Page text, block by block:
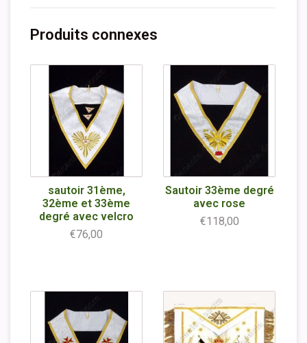
Produits connexes
sautoir 31ème,
32ème et 33ème
degré avec velcro
€76,00
Sautoir 33ème degré
avec rose
€118,00